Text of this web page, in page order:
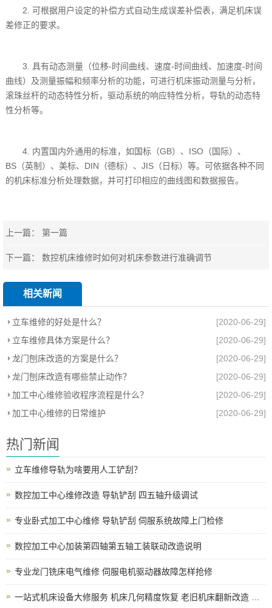
2. 可根据用户设定的补偿方式自动生成误差补偿表，满足机床误
差修正的要求。
3. 具有动态测量（位移-时间曲线、速度-时间曲线、加速度-时间
曲线）及测量振幅和频率分析的功能，可进行机床振动测量与分析，
滚珠丝杆的动态特性分析，驱动系统的响应特性分析，导轨的动态特
性分析等。
4. 内置国内外通用的标准，如国标（GB）、ISO（国际）、
BS（英制）、美标、DIN（德标）、JIS（日标）等。可依据各种不同
的机床标准分析处理数据，并可打印相应的曲线图和数据报告。
上一篇： 第一篇
下一篇：数控机床维修时如何对机床参数进行准确调节
相关新闻
立车维修的好处是什么？
[2020-06-29]
立车维修具体方案是什么？
[2020-06-29]
龙门刨床改造的方案是什么？
[2020-06-29]
龙门刨床改造有哪些禁止动作？
[2020-06-29]
加工中心维修验收程序流程是什么？
[2020-06-29]
加工中心维修的日常维护
[2020-06-29]
热门新闻
立车维修导轨为啥要用人工铲刮？
数控加工中心维修改造 导轨铲刮 四五轴升级调试
专业卧式加工中心维修 导轨铲刮 伺服系统故障上门检修
数控加工中心加装第四轴第五轴工装联动改造说明
专业龙门铣床电气维修 伺服电机驱动器故障怎样抢修